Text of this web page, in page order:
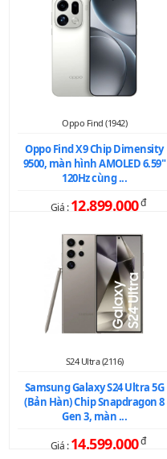
Oppo Find (1942)
Oppo Find X9 Chip Dimensity
9500, màn hình AMOLED 6.59"
120Hz cùng ...
Giá :12.899.000đ
S24 Ultra (2116)
Samsung Galaxy S24 Ultra 5G
(Bản Hàn) Chip Snapdragon 8
Gen 3, màn ...
Giá :14.599.000đ